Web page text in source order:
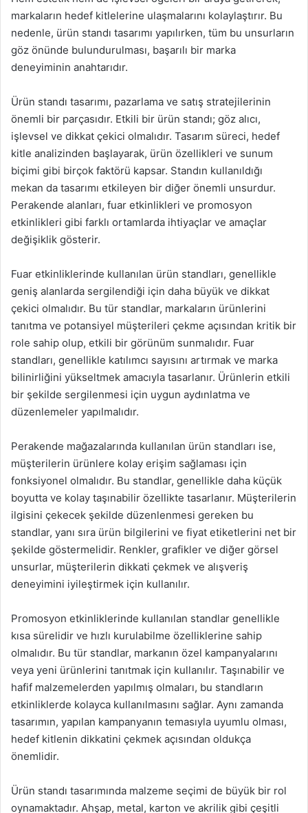
markaların hedef kitlelerine ulaşmalarını kolaylaştırır. Bu
nedenle, ürün standı tasarımı yapılırken, tüm bu unsurların
göz önünde bulundurulması, başarılı bir marka
deneyiminin anahtarıdır.
Ürün standı tasarımı, pazarlama ve satış stratejilerinin
önemli bir parçasıdır. Etkili bir ürün standı; göz alıcı,
işlevsel ve dikkat çekici olmalıdır. Tasarım süreci, hedef
kitle analizinden başlayarak, ürün özellikleri ve sunum
biçimi gibi birçok faktörü kapsar. Standın kullanıldığı
mekan da tasarımı etkileyen bir diğer önemli unsurdur.
Perakende alanları, fuar etkinlikleri ve promosyon
etkinlikleri gibi farklı ortamlarda ihtiyaçlar ve amaçlar
değişiklik gösterir.
Fuar etkinliklerinde kullanılan ürün standları, genellikle
geniş alanlarda sergilendiği için daha büyük ve dikkat
çekici olmalıdır. Bu tür standlar, markaların ürünlerini
tanıtma ve potansiyel müşterileri çekme açısından kritik bir
role sahip olup, etkili bir görünüm sunmalıdır. Fuar
standları, genellikle katılımcı sayısını artırmak ve marka
bilinirliğini yükseltmek amacıyla tasarlanır. Ürünlerin etkili
bir şekilde sergilenmesi için uygun aydınlatma ve
düzenlemeler yapılmalıdır.
Perakende mağazalarında kullanılan ürün standları ise,
müşterilerin ürünlere kolay erişim sağlaması için
fonksiyonel olmalıdır. Bu standlar, genellikle daha küçük
boyutta ve kolay taşınabilir özellikte tasarlanır. Müşterilerin
ilgisini çekecek şekilde düzenlenmesi gereken bu
standlar, yanı sıra ürün bilgilerini ve fiyat etiketlerini net bir
şekilde göstermelidir. Renkler, grafikler ve diğer görsel
unsurlar, müşterilerin dikkati çekmek ve alışveriş
deneyimini iyileştirmek için kullanılır.
Promosyon etkinliklerinde kullanılan standlar genellikle
kısa sürelidir ve hızlı kurulabilme özelliklerine sahip
olmalıdır. Bu tür standlar, markanın özel kampanyalarını
veya yeni ürünlerini tanıtmak için kullanılır. Taşınabilir ve
hafif malzemelerden yapılmış olmaları, bu standların
etkinliklerde kolayca kullanılmasını sağlar. Aynı zamanda
tasarımın, yapılan kampanyanın temasıyla uyumlu olması,
hedef kitlenin dikkatini çekmek açısından oldukça
önemlidir.
Ürün standı tasarımında malzeme seçimi de büyük bir rol
oynamaktadır. Ahşap, metal, karton ve akrilik gibi çeşitli